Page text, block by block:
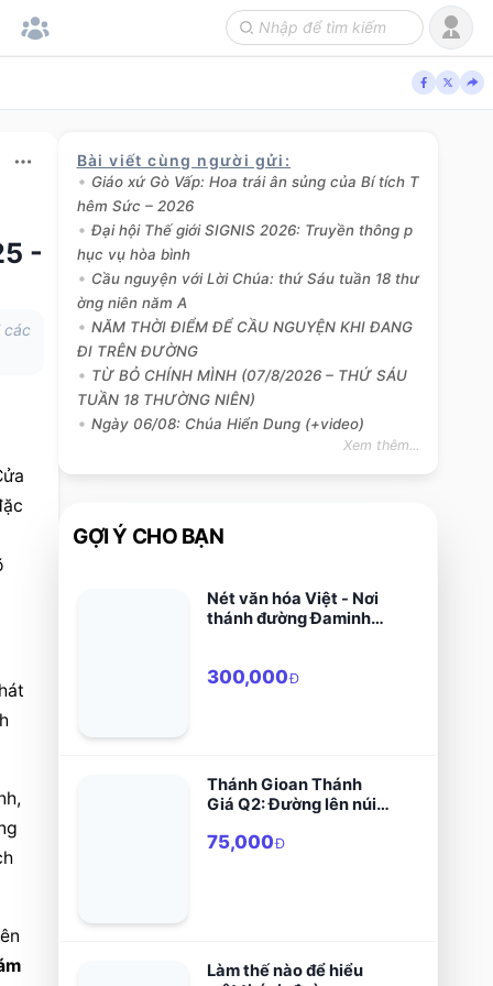
-
các
Bài viết cùng người gửi :
Giáo xứ Gò Vấp: Hoa trái ân sủng của Bí tích T
hêm Sức – 2026
Đại hội Thế giới SIGNIS 2026: Truyền thông p
hục vụ hòa bình
Cầu nguyện với Lời Chúa: thứ Sáu tuần 18 thư
ờng niên năm A
NĂM THỜI ĐIỂM ĐỂ CẦU NGUYỆN KHI ĐANG
ĐI TRÊN ĐƯỜNG
TỪ BỎ CHÍNH MÌNH (07/8/2026 – THỨ SÁU
TUẦN 18 THƯỜNG NIÊN)
Ngày 06/08: Chúa Hiển Dung (+video)
Xem thêm...
GỢI Ý CHO BẠN
Nét văn hóa Việt - Nơi
thánh đường Đaminh
300,000Đ
Thánh Gioan Thánh
Giá Q2: Đường lên núi
75,000Đ
Làm thế nào để hiểu